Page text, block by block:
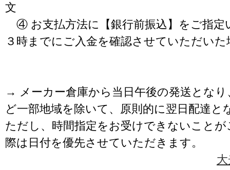
文
④ お支払方法に【銀行前振込】をご指定
３時までにご入金を確認させていただいた
→ メーカー倉庫から当日午後の発送となり
ど一部地域を除いて、原則的に翌日配達と
ただし、時間指定をお受けできないこと
際は日付を優先させていただきます。